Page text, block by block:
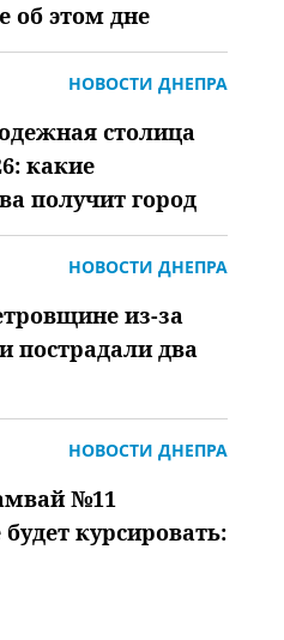
об этом дне
НОВОСТИ ДНЕПРА
столица
какие
получит город
НОВОСТИ ДНЕПРА
из-за
пострадали два
НОВОСТИ ДНЕПРА
№11
курсировать: